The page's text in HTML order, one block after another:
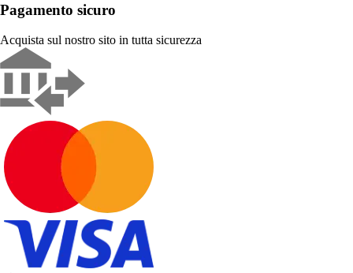
Pagamento sicuro
Acquista sul nostro sito in tutta sicurezza